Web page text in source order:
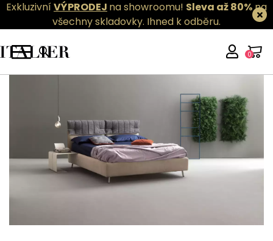
ExkluzivníVÝPRODEJ na showroomu! Sleva až 80%na
všechny skladovky. Ihned k odběru.
0